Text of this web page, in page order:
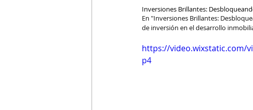
Inversiones Brillantes:
En "Inversiones Brillantes:
de inversión en el desarrollo
https://video.wixstatic.com/
p4